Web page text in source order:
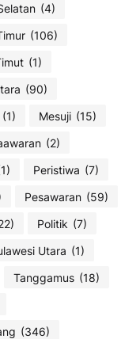
(4)
(106)
(1)
(90)
(1) Mesuji (15)
(2)
Peristiwa (7)
Pesawaran (59)
Politik (7)
Utara (1)
Tanggamus (18)
(346)